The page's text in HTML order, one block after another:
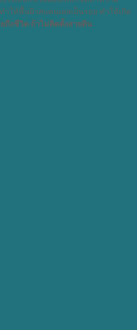
ำให้พื้นผิวสแตนเลสเป็นรอย ทำให้เกิด
ถึงชีวิต ถ้าไม่ติดตั้งสายดิน